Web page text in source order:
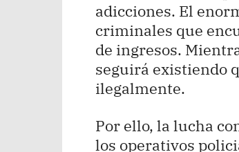
adicciones. El
criminales que
de ingresos.
seguirá existiendo
ilegalmente.
Por ello, la lucha
los operativos